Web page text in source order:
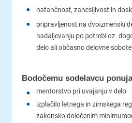
natančnost, zanesljivost in
pripravljenost na dvoizmenski
nadaljevanju po potrebi oz.
delo ali občasno delovne
Bodočemu sodelavcu
mentorstvo pri uvajanju v delo
izplačilo letnega in zimskega
zakonsko določenim